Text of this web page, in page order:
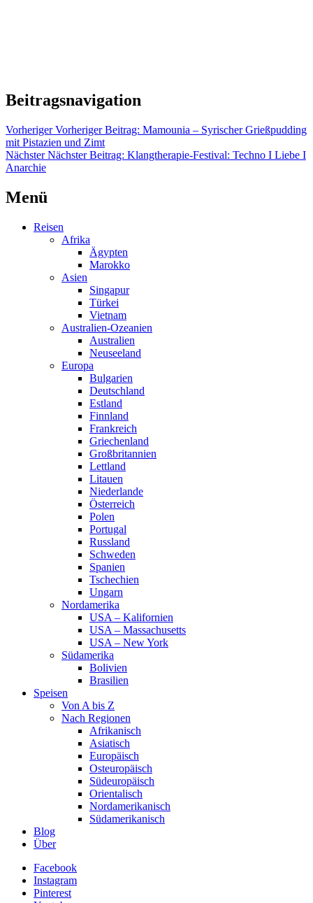
Beitragsnavigation
Vorheriger Vorheriger Beitrag: Mamounia – Syrischer Grießpudding
mit Pistazien und Zimt
Nächster Nächster Beitrag: Klangtherapie-Festival: Techno I Liebe I
Anarchie
Menü
Reisen
Afrika
Ägypten
Marokko
Asien
Singapur
Türkei
Vietnam
Australien-Ozeanien
Australien
Neuseeland
Europa
Bulgarien
Deutschland
Estland
Finnland
Frankreich
Griechenland
Großbritannien
Lettland
Litauen
Niederlande
Österreich
Polen
Portugal
Russland
Schweden
Spanien
Tschechien
Ungarn
Nordamerika
USA – Kalifornien
USA – Massachusetts
USA – New York
Südamerika
Bolivien
Brasilien
Speisen
Von A bis Z
Nach Regionen
Afrikanisch
Asiatisch
Europäisch
Osteuropäisch
Südeuropäisch
Orientalisch
Nordamerikanisch
Südamerikanisch
Blog
Über
Facebook
Instagram
Pinterest